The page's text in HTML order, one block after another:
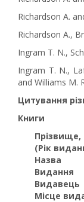
Richardson A.
Richardson A.,
Ingram T. N.,
Ingram T. N.,
and Williams M.
Цитування
Книги
Прізвище,
(Рік
Назва
Видання
Видавець
Місце